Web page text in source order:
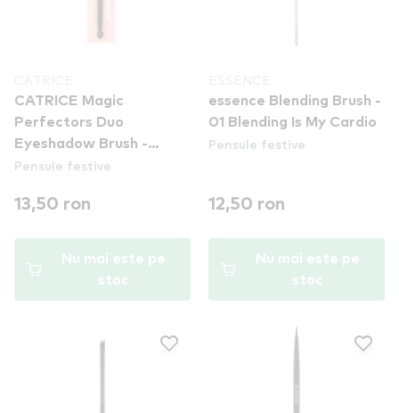
CATRICE Magic
Perfectors Duo
Eyeshadow Brush -
pensula de machiaj
Pensule festive
13,50 ron
Nu mai este pe
stoc
essence Blending Brush -
01 Blending Is My Cardio
Pensule festive
12,50 ron
Nu mai este pe
stoc